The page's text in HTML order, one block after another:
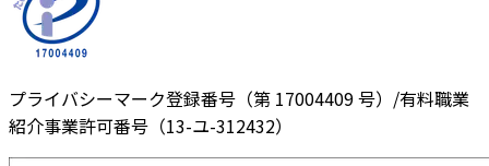
プライバシーマーク登録番号（第 17004409 号）/有料職業
紹介事業許可番号（13-ユ-312432）